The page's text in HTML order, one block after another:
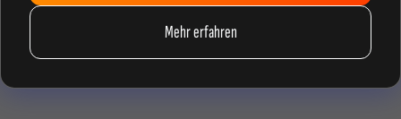
Mehr erfahren